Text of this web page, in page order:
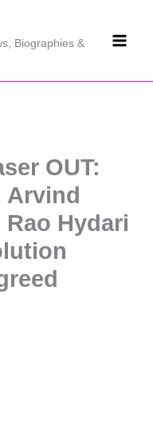
Biographies &
OUT:
Arvind
Hydari